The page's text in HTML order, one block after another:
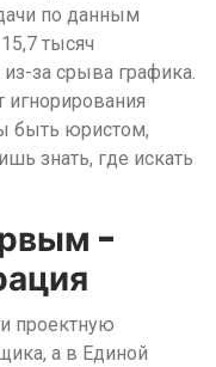
по данным
тысяч
за срыва графика.
игнорирования
быть юристом,
знать, где искать
-
проектную
а в Единой